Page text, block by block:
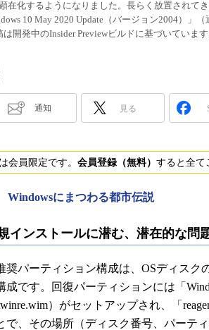
在化するようになりました。長らく放置されて
10 May 2020 Update（バージョン2004）」
開発中のInsider Previewビルドに基づいていま
通知 見る
会員限定です。 会員登録（無料） すると全て
Windowsにまつわる都市伝説
インストールに潜む、潜在的な問
奨パーティション構成は、OSディスク
成です。回復パーティションには「
）がセットアップされ、「
で、その場所（ディスク番号、パーテ